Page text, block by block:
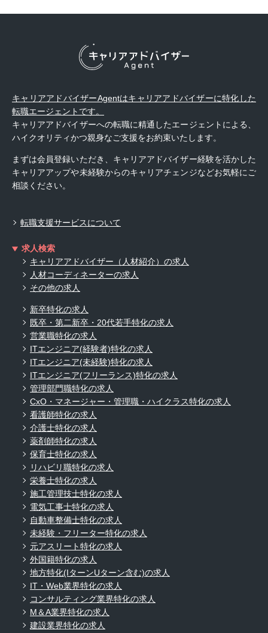
キャリアアドバイザーAgentはキャリアアドバイザーに特化した
転職エージェントです。
キャリアアドバイザーへの転職に精通したエージェントによる、
ハイクオリティかつ親身なご支援をお約束いたします。
まずは会員登録いただき、キャリアアドバイザー経験を活かした
キャリアアップや未経験からのキャリアチェンジなどお気軽にご
相談ください。
転職支援サービスについて
求人検索
キャリアアドバイザー（人材紹介）の求人
人材コーディネーターの求人
その他の求人
新卒特化の求人
既卒・第二新卒・20代若手特化の求人
営業職特化の求人
ITエンジニア(経験者)特化の求人
ITエンジニア(未経験)特化の求人
ITエンジニア(フリーランス)特化の求人
管理部門職特化の求人
CxO・マネージャー・管理職・ハイクラス特化の求人
看護師特化の求人
介護士特化の求人
薬剤師特化の求人
保育士特化の求人
リハビリ職特化の求人
栄養士特化の求人
施工管理技士特化の求人
電気工事士特化の求人
自動車整備士特化の求人
未経験・フリーター特化の求人
元アスリート特化の求人
外国籍特化の求人
地方特化(IターンUターン含む)の求人
IT・Web業界特化の求人
コンサルティング業界特化の求人
M＆A業界特化の求人
建設業界特化の求人